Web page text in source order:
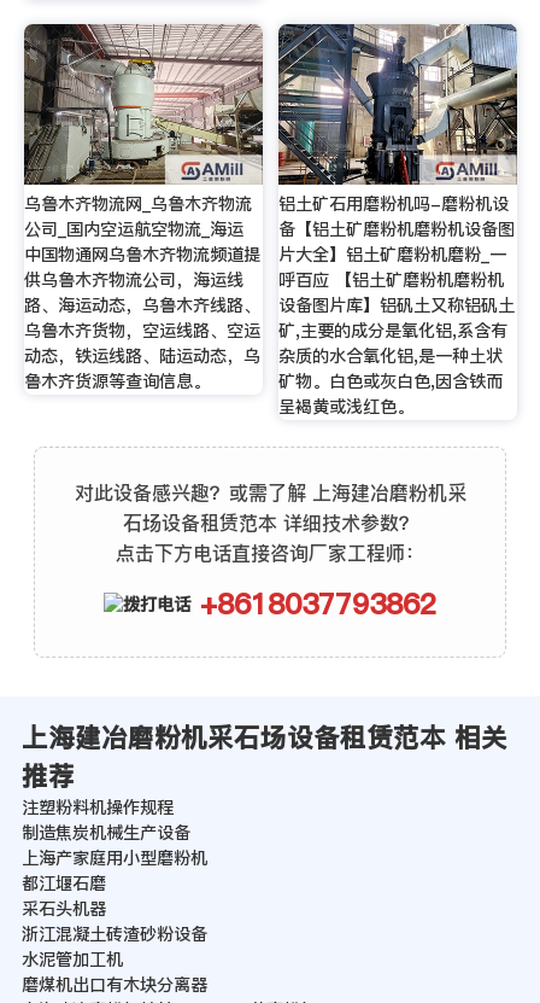
乌鲁木齐物流网_乌鲁木齐物流
公司_国内空运航空物流_海运
中国物通网乌鲁木齐物流频道提
供乌鲁木齐物流公司，海运线
路、海运动态，乌鲁木齐线路、
乌鲁木齐货物，空运线路、空运
动态，铁运线路、陆运动态，乌
鲁木齐货源等查询信息。
铝土矿石用磨粉机吗-磨粉机设
备【铝土矿磨粉机磨粉机设备图
片大全】铝土矿磨粉机磨粉_一
呼百应 【铝土矿磨粉机磨粉机
设备图片库】铝矾土又称铝矾土
矿,主要的成分是氧化铝,系含有
杂质的水合氧化铝,是一种土状
矿物。白色或灰白色,因含铁而
呈褐黄或浅红色。
对此设备感兴趣？或需了解 上海建冶磨粉机采
石场设备租赁范本 详细技术参数？
点击下方电话直接咨询厂家工程师：
+8618037793862
上海建冶磨粉机采石场设备租赁范本 相关
推荐
注塑粉料机操作规程
制造焦炭机械生产设备
上海产家庭用小型磨粉机
都江堰石磨
采石头机器
浙江混凝土砖渣砂粉设备
水泥管加工机
磨煤机出口有木块分离器